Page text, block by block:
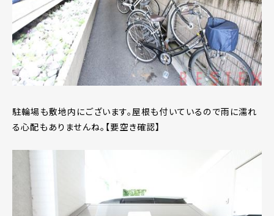
駐輪場も敷地内にございます。屋根も付いているので雨に濡れ
る心配もありませんね。【要空き確認】